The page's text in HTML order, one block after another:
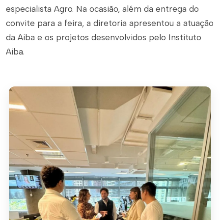
especialista Agro. Na ocasião, além da entrega do
convite para a feira, a diretoria apresentou a atuação
da Aiba e os projetos desenvolvidos pelo Instituto
Aiba.